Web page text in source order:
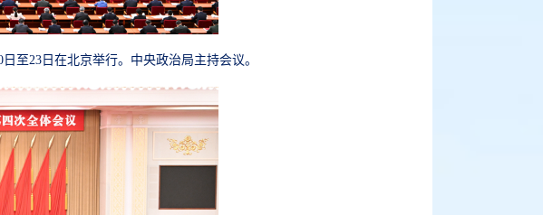
至23日在北京举行。中央政治局主持会议。